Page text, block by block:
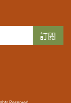
訂閱